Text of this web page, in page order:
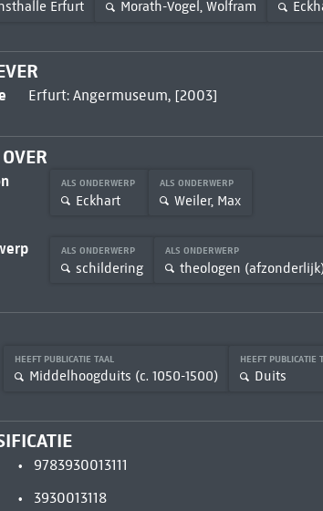
Erfurt Morath-Vogel, Wolfram
Erfurt: Angermuseum, [2003]
ALS ONDERWERP
Eckhart
ALS ONDERWERP
Weiler, Max
ALS ONDERWERP
schildering
ALS ONDERWERP
theologen
HEEFT PUBLICATIE TAAL
Middelhoogduits (c. 1050-1500)
HEEFT PUBLICATIE
Duits
9783930013111
3930013118